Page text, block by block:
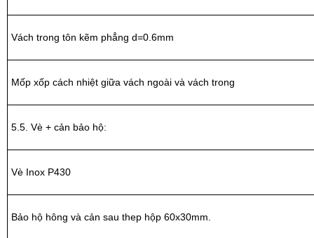
Vách trong tôn kẽm phẳng d=0.6mm
Mốp xốp cách nhiệt giữa vách ngoài và vách trong
5.5. Vè + cản bảo hộ:
Vè Inox P430
Bảo hộ hông và cản sau thep hộp 60x30mm.